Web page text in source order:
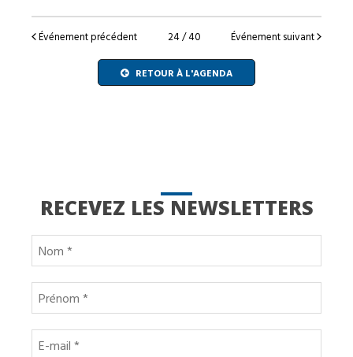
Événement précédent 24 / 40 Événement suivant
RETOUR À L'AGENDA
RECEVEZ LES NEWSLETTERS